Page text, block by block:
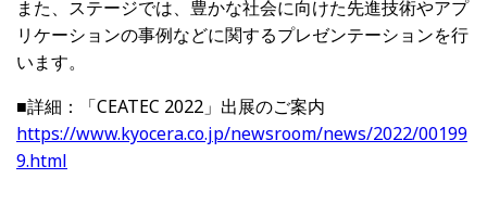
また、ステージでは、豊かな社会に向けた先進技術やアプ
リケーションの事例などに関するプレゼンテーションを行
います。
■詳細：「CEATEC 2022」出展のご案内
https://www.kyocera.co.jp/newsroom/news/2022/00199
9.html